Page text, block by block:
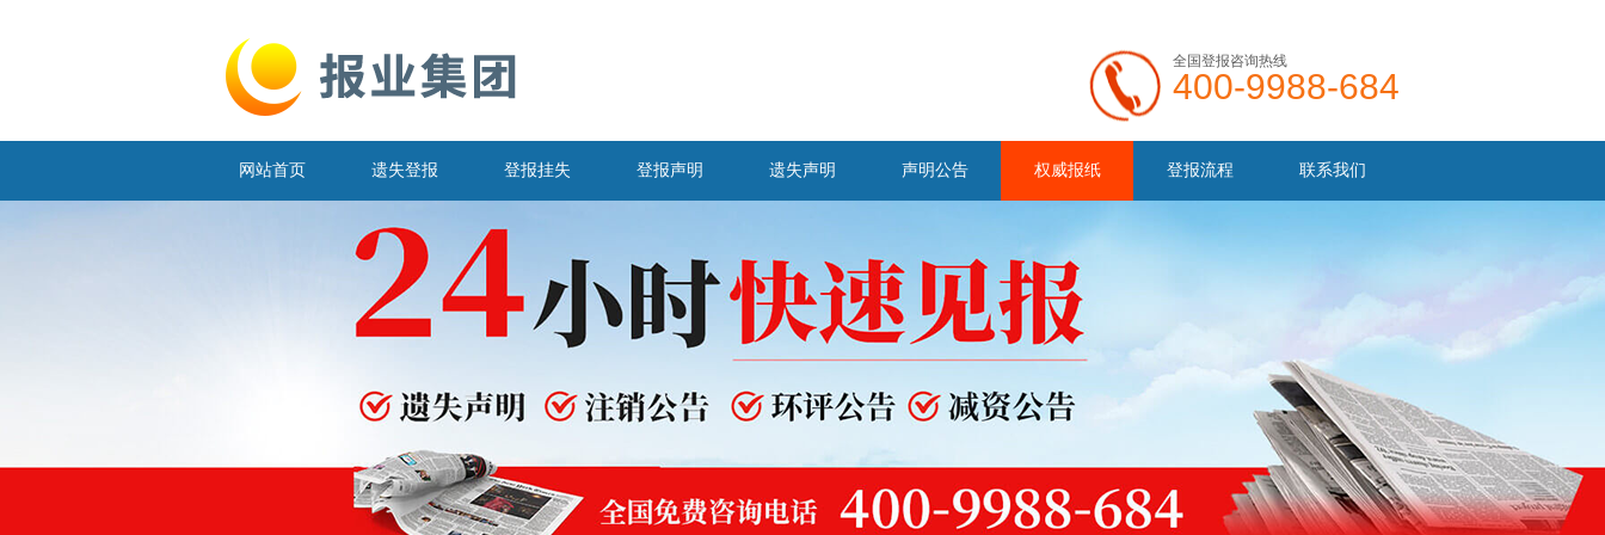
全国登报咨询热线
400-9988-684
网站首页 遗失登报 登报挂失 登报声明 遗失声明 声明公告 权威报纸 登报流程 联系我们